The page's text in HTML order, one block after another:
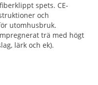
spets. CE-
och
utomhusbruk.
trä med högt
lärk och ek).